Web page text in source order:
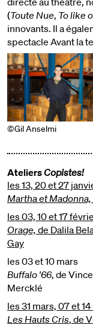
(Toute Nue, To like
innovants. Il a
spectacle Avant la
©Gil Anselmi
AteliersCopistes!
les 13, 20 et 27
Martha et Madonna,
les 03, 10 et 17
Orage, de Dalila
Gay
les 03 et 10 mars
Buffalo '66, de
Mercklé
les 31 mars, 07 et
Les Hauts Cris, de